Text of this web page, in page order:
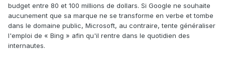
budget entre 80 et 100 millions de dollars. Si Google ne souhaite
aucunement que sa marque ne se transforme en verbe et tombe
dans le domaine public, Microsoft, au contraire, tente généraliser
l'emploi de « Bing » afin qu'il rentre dans le quotidien des
internautes.